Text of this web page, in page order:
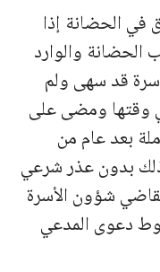
الحضانة إذا
والوارد
قانون الأسرة قد سهى ولم
وقتها ومضى على
بعد عام من
بدون عذر شرعي
شؤون الأسرة
دعوى المدعي